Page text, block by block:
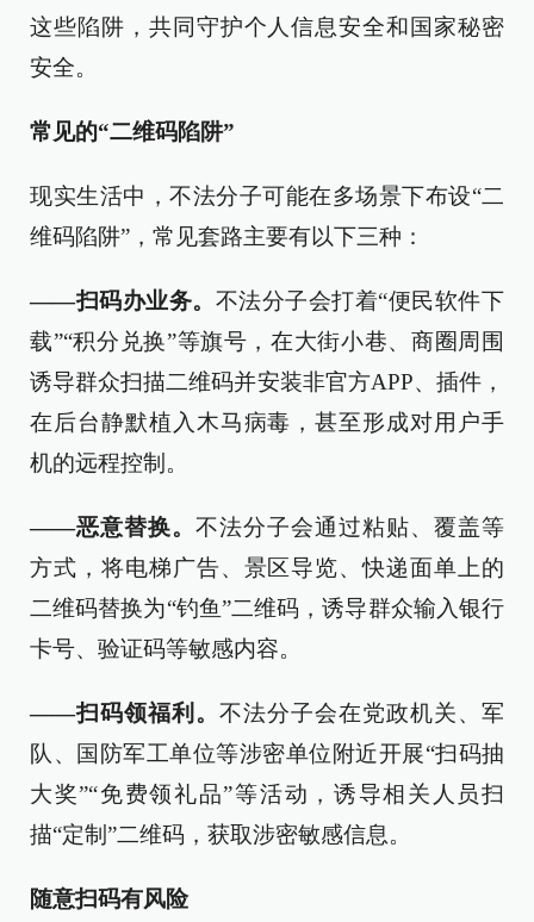
这些陷阱，共同守护个人信息安全和国家秘密
安全。
常见的“二维码陷阱”
现实生活中，不法分子可能在多场景下布设“二
维码陷阱”，常见套路主要有以下三种：
——扫码办业务。 不法分子会打着“便民软件下
载”“积分兑换”等旗号，在大街小巷、商圈周围
诱导群众扫描二维码并安装非官方APP、插件，
在后台静默植入木马病毒，甚至形成对用户手
机的远程控制。
——恶意替换。 不法分子会通过粘贴、覆盖等
方式，将电梯广告、景区导览、快递面单上的
二维码替换为“钓鱼”二维码，诱导群众输入银行
卡号、验证码等敏感内容。
——扫码领福利。 不法分子会在党政机关、军
队、国防军工单位等涉密单位附近开展“扫码抽
大奖”“免费领礼品”等活动，诱导相关人员扫
描“定制”二维码，获取涉密敏感信息。
随意扫码有风险